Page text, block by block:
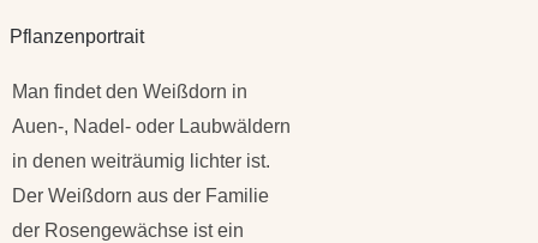
Pflanzenportrait
Man findet den Weißdorn in
Auen-, Nadel- oder Laubwäldern
in denen weiträumig lichter ist.
Der Weißdorn aus der Familie
der Rosengewächse ist ein